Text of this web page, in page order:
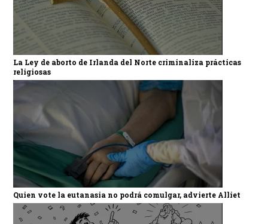
La Ley de aborto de Irlanda del Norte criminaliza prácticas
religiosas
Quien vote la eutanasia no podrá comulgar, advierte Alliet